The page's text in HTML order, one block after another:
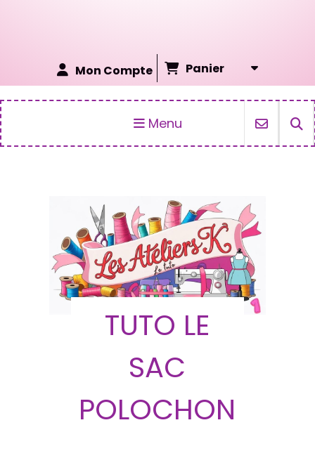
Mon Compte Panier
Menu
TUTO LE
SAC
POLOCHON